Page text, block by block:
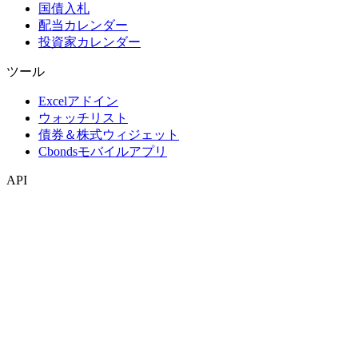
国債入札
配当カレンダー
投資家カレンダー
ツール
Excelアドイン
ウォッチリスト
債券＆株式ウィジェット
Cbondsモバイルアプリ
API